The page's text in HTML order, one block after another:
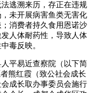
逃溯来历，存正在违规
未开展病害鱼类无害化
消费者持久食用恩诺沙
人体耐药性，导致人体
毒反映。
平易近查察院（以下简
熊红霞（致公社会成长
成长取办事委员会施行